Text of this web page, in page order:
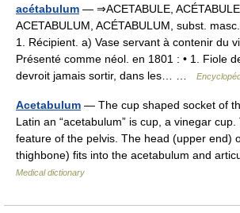
acétabulum — ⇒ACETABULE,
ACETABULUM, ACÉTABULUM, subst.
1. Récipient. a) Vase servant à contenir du
Présenté comme néol. en 1801 : • 1. Fiole
devroit jamais sortir, dans les… …
Acetabulum — The cup shaped socket of
Latin an “acetabulum” is cup, a vinegar
feature of the pelvis. The head (upper end)
thighbone) fits into the acetabulum and
Medical dictionary